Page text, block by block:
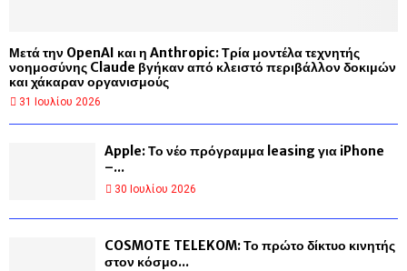
Μετά την OpenAI και η Anthropic: Τρία μοντέλα τεχνητής
νοημοσύνης Claude βγήκαν από κλειστό περιβάλλον δοκιμών
και χάκαραν οργανισμούς
31 Ιουλίου 2026
Apple: Το νέο πρόγραμμα leasing για iPhone
–...
30 Ιουλίου 2026
COSMOTE TELEKOM: Το πρώτο δίκτυο κινητής
στον κόσμο...